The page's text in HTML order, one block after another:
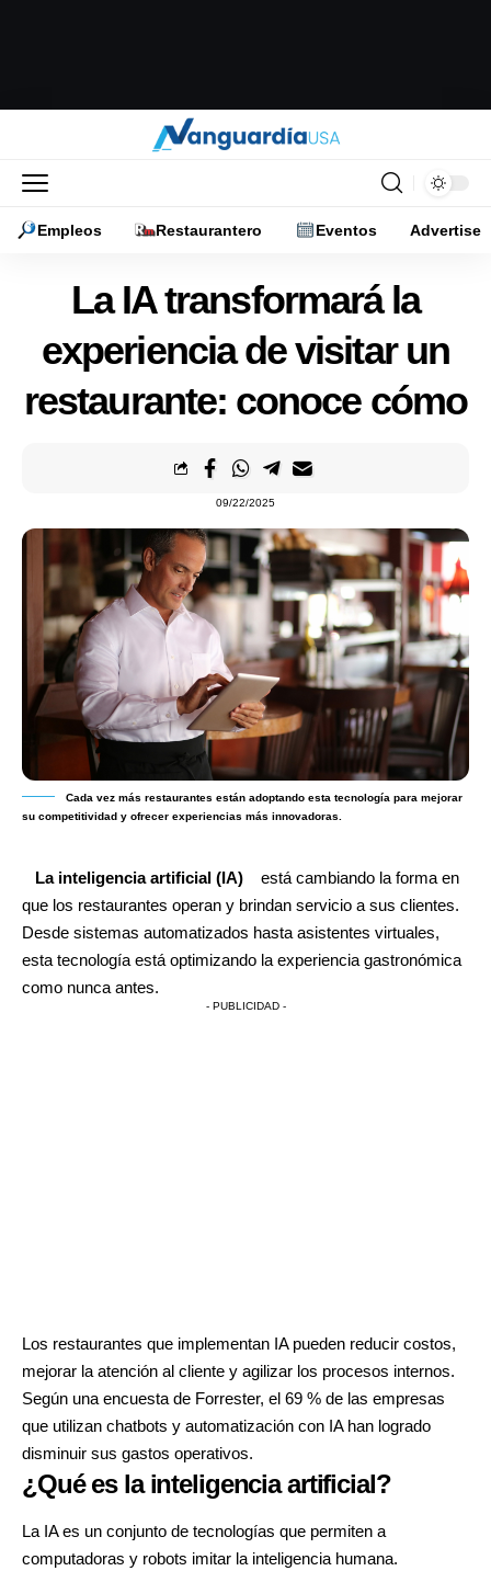
Empleos Restaurantero Eventos Advertise
La IA transformará la
experiencia de visitar un
restaurante: conoce cómo
09/22/2025
Cada vez más restaurantes están adoptando esta tecnología para mejorar
su competitividad y ofrecer experiencias más innovadoras.
La inteligencia artificial (IA)
está cambiando la forma en
que los restaurantes operan y brindan servicio a sus clientes.
Desde sistemas automatizados hasta asistentes virtuales,
esta tecnología está optimizando la experiencia gastronómica
como nunca antes.
- PUBLICIDAD -
Los restaurantes que implementan IA pueden reducir costos,
mejorar la atención al cliente y agilizar los procesos internos.
Según una encuesta de Forrester, el 69 % de las empresas
que utilizan chatbots y automatización con IA han logrado
disminuir sus gastos operativos.
¿Qué es la inteligencia artificial?
La IA es un conjunto de tecnologías que permiten a
computadoras y robots imitar la inteligencia humana.